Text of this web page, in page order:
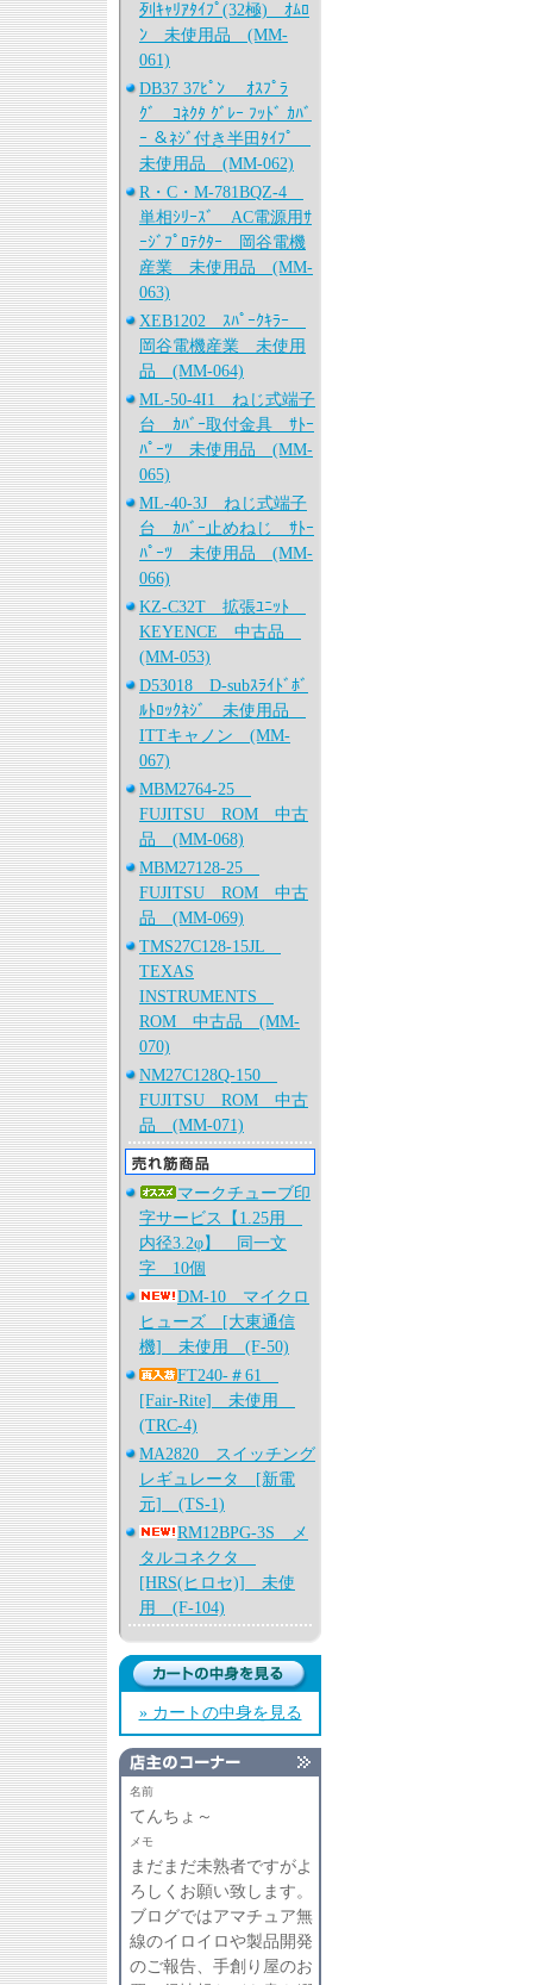
列ｷｬﾘｱﾀｲﾌﾟ(32極) ｵﾑﾛ
ﾝ 未使用品 (MM-
061)
DB37 37ﾋﾟﾝ ｵｽﾌﾟﾗ
ｸﾞ ｺﾈｸﾀ ｸﾞﾚｰ ﾌｯﾄﾞ ｶﾊﾞ
ｰ ＆ﾈｼﾞ付き半田ﾀｲﾌﾟ
未使用品 (MM-062)
R・C・M-781BQZ-4
単相ｼﾘｰｽﾞ AC電源用ｻ
ｰｼﾞﾌﾟﾛﾃｸﾀｰ 岡谷電機
産業 未使用品 (MM-
063)
XEB1202 ｽﾊﾟｰｸｷﾗｰ
岡谷電機産業 未使用
品 (MM-064)
ML-50-4I1 ねじ式端子
台 ｶﾊﾞｰ取付金具 ｻﾄｰ
ﾊﾟｰﾂ 未使用品 (MM-
065)
ML-40-3J ねじ式端子
台 ｶﾊﾞｰ止めねじ ｻﾄｰ
ﾊﾟｰﾂ 未使用品 (MM-
066)
KZ-C32T 拡張ﾕﾆｯﾄ
KEYENCE 中古品
(MM-053)
D53018 D-subｽﾗｲﾄﾞﾎﾞ
ﾙﾄﾛｯｸﾈｼﾞ 未使用品
ITTキャノン (MM-
067)
MBM2764-25
FUJITSU ROM 中古
品 (MM-068)
MBM27128-25
FUJITSU ROM 中古
品 (MM-069)
TMS27C128-15JL
TEXAS
INSTRUMENTS
ROM 中古品 (MM-
070)
NM27C128Q-150
FUJITSU ROM 中古
品 (MM-071)
マークチューブ印
字サービス【1.25用
内径3.2φ】 同一文
字 10個
DM-10 マイクロ
ヒューズ [大東通信
機] 未使用 (F-50)
FT240-＃61
[Fair-Rite] 未使用
(TRC-4)
MA2820 スイッチング
レギュレータ [新電
元] (TS-1)
RM12BPG-3S メ
タルコネクタ
[HRS(ヒロセ)] 未使
用 (F-104)
» カートの中身を見る
名前
てんちょ～
メモ
まだまだ未熟者ですがよ
ろしくお願い致します。
ブログではアマチュア無
線のイロイロや製品開発
のご報告、手創り屋のお